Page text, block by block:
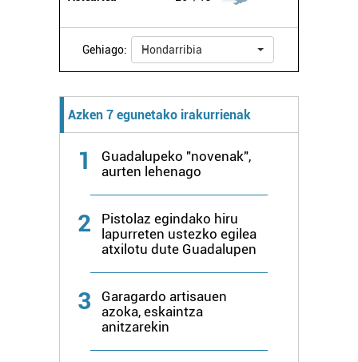
Gehiago: Hondarribia
Azken 7 egunetako irakurrienak
1
Guadalupeko "novenak",
aurten lehenago
2
Pistolaz egindako hiru
lapurreten ustezko egilea
atxilotu dute Guadalupen
3
Garagardo artisauen
azoka, eskaintza
anitzarekin